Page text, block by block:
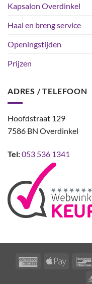
Kapsalon Overdinkel
Haal en breng service
Openingstijden
Prijzen
ADRES / TELEFOON
Hoofdstraat 129
7586 BN Overdinkel
Tel:053 536 1341
AmericanApple